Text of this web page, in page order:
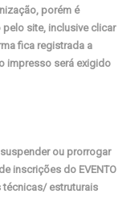
porém é
site, inclusive clicar
fica registrada a
impresso será exigido
ou prorrogar
inscrições do EVENTO
estruturais